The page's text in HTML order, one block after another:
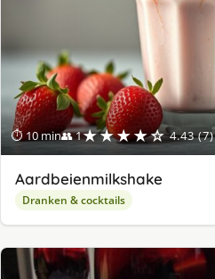
⏱ 10 min👥 1★★★★☆ 4.43 (7)
Aardbeienmilkshake
Dranken & cocktails